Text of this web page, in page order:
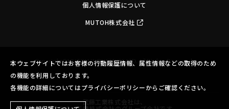
個人情報保護について
MUTOH株式会社
Copyright©MUTOH INDUSTRIES LTD. All Rights Reserved.
本ウェブサイトではお客様の行動履歴情報、属性情報などの取得のため
の機能を利用しております。
各機能の詳細についてはプライバシーポリシーからご確認ください。
武藤工業株式会社は、